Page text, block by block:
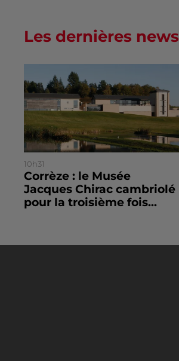
Les dernières news
10h31
Corrèze : le Musée
Jacques Chirac cambriolé
pour la troisième fois...